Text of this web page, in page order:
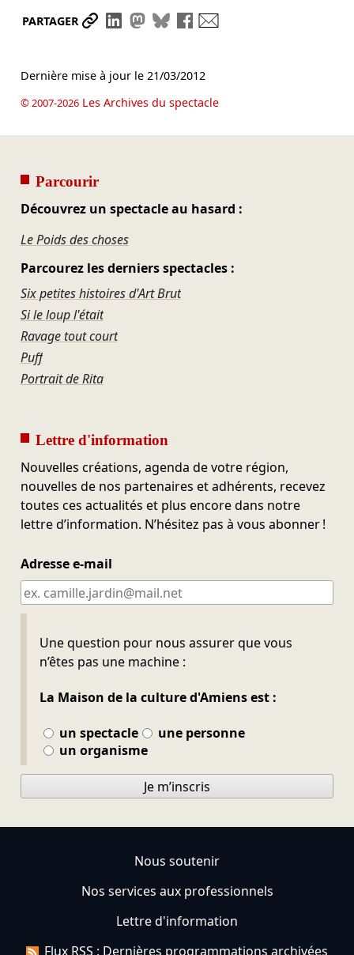
PARTAGER Partager le lien
Partager sur LinkedIn
Partager sur Mastodon
Partager sur Bluesky
Partager sur Facebook
Dernière mise à jour le 21/03/2012
© 2007-2026Les Archives du spectacle
Parcourir
Découvrez un spectacle au hasard :
Le Poids des choses
Parcourez les derniers spectacles :
Six petites histoires d'Art Brut
Si le loup l'était
Ravage tout court
Puff
Portrait de Rita
Lettre d'information
Nouvelles créations, agenda de votre région,
nouvelles de nos partenaires et adhérents, recevez
toutes ces actualités et plus encore dans notre
lettre d’information. N’hésitez pas à vous abonner !
Adresse e-mail
Une question pour nous assurer que vous
n’êtes pas une machine :
La Maison de la culture d'Amiens est :
un spectacle
une personne
un organisme
Ne pas remplir
Je m’inscris
Nous soutenir
Nos services aux professionnels
Lettre d'information
Flux RSS : Dernières programmations archivées